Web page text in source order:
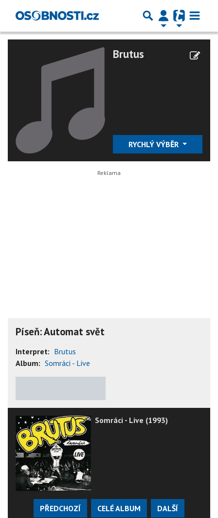
Brutus
RYCHLÝ VÝBĚR
Píseň: Automat svět
Interpret: Brutus
Album: Somráci - Live
Somráci - Live (1993)
PŘEDCHOZÍ CELÉ ALBUM DALŠÍ